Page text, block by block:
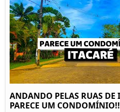
ANDANDO PELAS RUAS DE
PARECE UM CONDOMÍNIO!!